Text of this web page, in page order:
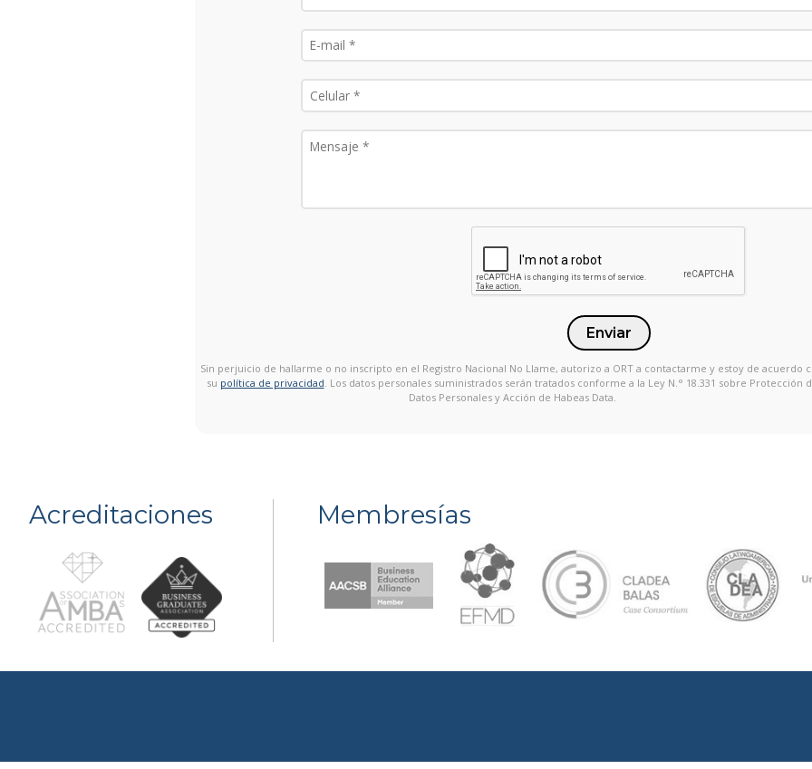
Enviar
Sin perjuicio de hallarme o no inscripto en el Registro Nacional No Llame, autorizo a ORT a contactarme y estoy de acuerdo
su política de privacidad . Los datos personales suministrados serán tratados conforme a la Ley N.° 18.331 sobre Protección
Datos Personales y Acción de Habeas Data.
Acreditaciones Membresías